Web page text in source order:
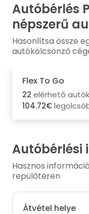
Autóbérlés
népszerű
Hasonlítsa össze
autókölcsönző
Flex To Go
22 elérhető autók
104.72€
Autóbérlési
Hasznos
repülőtéren
Átvétel helye